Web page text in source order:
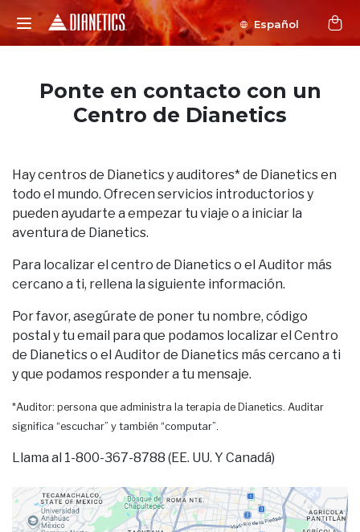
Español
Ponte en contacto con un
Centro de Dianetics
Hay centros de Dianetics y auditores* de Dianetics en
todo el mundo. Ofrecen servicios introductorios y
pueden ayudarte a empezar tu viaje o a iniciar la
aventura de Dianetics.
Para localizar el centro de Dianetics o el Auditor más
cercano a ti, rellena la siguiente información.
Por favor, asegúrate de poner tu nombre, código
postal y tu email para que podamos localizar el Centro
de Dianetics o el Auditor de Dianetics más cercano a ti
y que podamos responder a tu mensaje.
*Auditor: persona que administra la terapia de Dianetics. Auditar
significa “escuchar” y también “computar”.
Llama al 1-800-367-8788 (EE. UU. Y Canadá)